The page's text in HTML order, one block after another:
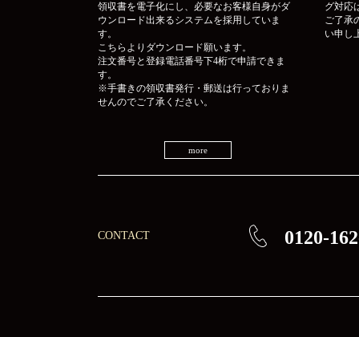
領収書を電子化にし、必要なお客様自身がダ
ウンロード出来るシステムを採用していま
す。
こちらよりダウンロード願います。
注文番号と登録電話番号下4桁で申請できま
す。
※手書きの領収書発行・郵送は行っておりま
せんのでご了承ください。
more
グ対応
ご了承
い申し
CONTACT 0120-